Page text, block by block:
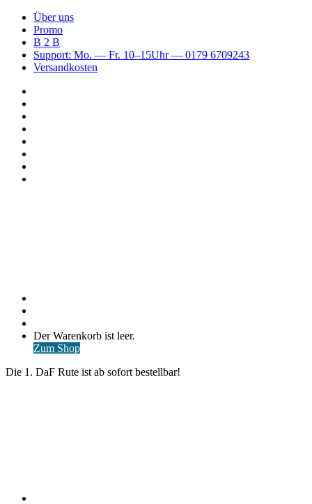
Über uns
Promo
B 2 B
Support: Mo. — Fr. 10–15Uhr — 0179 6709243
Versandkosten
Warenkorb
ansehen
Der Warenkorb ist leer.
Zum Shop
Die 1. DaF Rute ist ab sofort bestellbar!